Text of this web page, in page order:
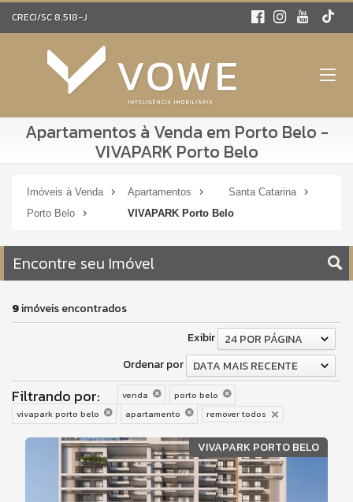
CRECI/SC 8.518-J
Apartamentos à Venda em Porto Belo -
VIVAPARK Porto Belo
Imóveis à Venda Apartamentos
Santa Catarina
Porto Belo
VIVAPARK Porto Belo
Encontre seu Imóvel
9imóveis encontrados
Exibir
24 POR PÁGINA
Ordenar por
DATA MAIS RECENTE
Filtrando por: venda
porto belo
vivapark porto belo
apartamento remover todos
VIVAPARK PORTO BELO